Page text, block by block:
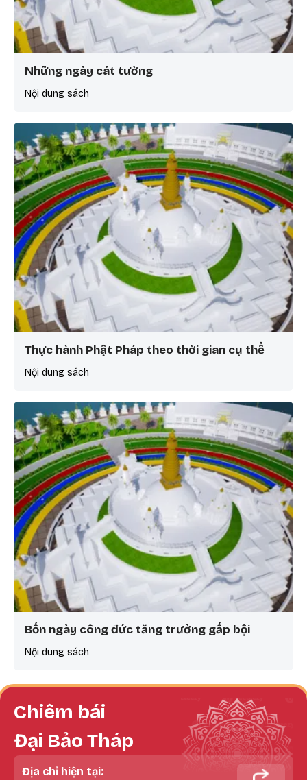
Những ngày cát tường
Nội dung sách
Thực hành Phật Pháp theo thời gian cụ thể
Nội dung sách
Bốn ngày công đức tăng trưởng gấp bội
Nội dung sách
Chiêm bái
Đại Bảo Tháp
Địa chỉ hiện tại: